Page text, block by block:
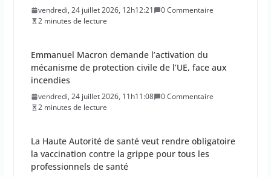
vendredi, 24 juillet 2026, 12h12:21
0 Commentaire
2 minutes de lecture
Emmanuel Macron demande l’activation du
mécanisme de protection civile de l’UE, face aux
incendies
vendredi, 24 juillet 2026, 11h11:08
0 Commentaire
2 minutes de lecture
La Haute Autorité de santé veut rendre obligatoire
la vaccination contre la grippe pour tous les
professionnels de santé